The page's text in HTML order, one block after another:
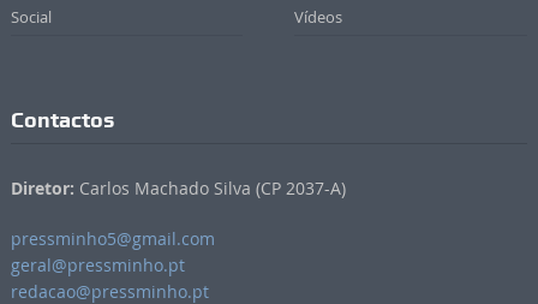
Social Vídeos
Contactos
Diretor: Carlos Machado Silva (CP 2037-A)
pressminho5@gmail.com
geral@pressminho.pt
redacao@pressminho.pt